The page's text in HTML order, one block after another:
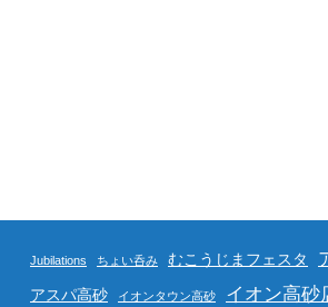
Jubilations ちょい呑み むこうじまフェスタ
アスパ高砂 イオンタウン高砂 イオン高砂